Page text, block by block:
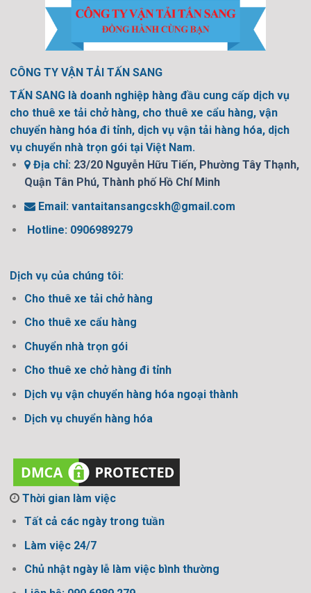
CÔNG TY VẬN TẢI TẤN SANG
TẤN SANG là doanh nghiệp hàng đầu cung cấp dịch vụ
cho thuê xe tải chở hàng, cho thuê xe cẩu hàng, vận
chuyển hàng hóa đi tỉnh, dịch vụ vận tải hàng hóa, dịch
vụ chuyển nhà trọn gói tại Việt Nam.
Địa chỉ: 23/20 Nguyễn Hữu Tiến, Phường Tây Thạnh,
Quận Tân Phú, Thành phố Hồ Chí Minh
Email:vantaitansangcskh@gmail.com
Hotline: 0906989279
Dịch vụ của chúng tôi:
Cho thuê xe tải chở hàng
Cho thuê xe cẩu hàng
Chuyển nhà trọn gói
Cho thuê xe chở hàng đi tỉnh
Dịch vụ vận chuyển hàng hóa ngoại thành
Dịch vụ chuyển hàng hóa
Thời gian làm việc
Tất cả các ngày trong tuần
Làm việc 24/7
Chủ nhật ngày lễ làm việc bình thường